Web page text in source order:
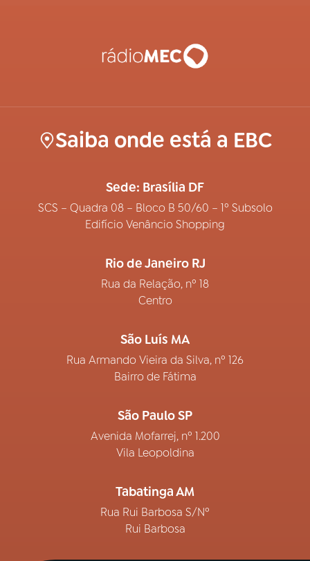
Saiba onde está a EBC
Sede: Brasília DF
SCS – Quadra 08 – Bloco B 50/60 – 1º Subsolo
Edifício Venâncio Shopping
Rio de Janeiro RJ
Rua da Relação, nº 18
Centro
São Luís MA
Rua Armando Vieira da Silva, nº 126
Bairro de Fátima
São Paulo SP
Avenida Mofarrej, nº 1.200
Vila Leopoldina
Tabatinga AM
Rua Rui Barbosa S/Nº
Rui Barbosa